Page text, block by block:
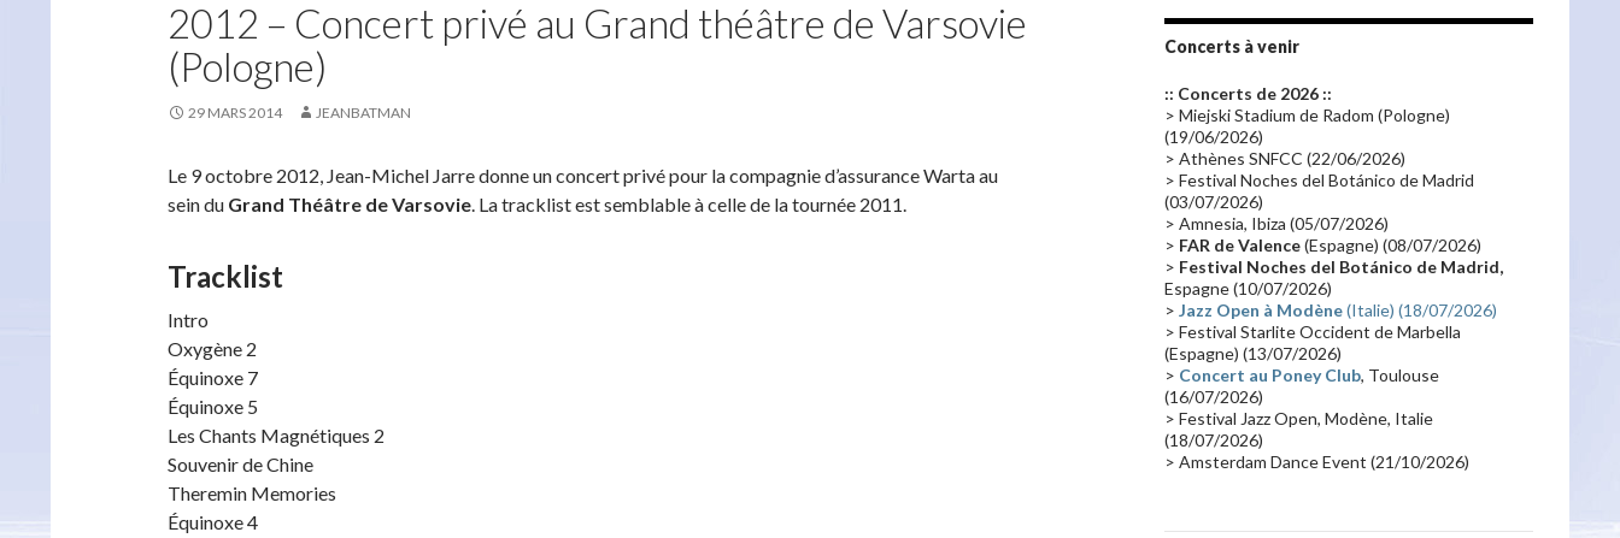
2012 – Concert privé au Grand théâtre de Varsovie
(Pologne)
29 MARS 2014 JEANBATMAN
Le 9 octobre 2012, Jean-Michel Jarre donne un concert privé pour la compagnie d’assurance Warta au
sein du Grand Théâtre de Varsovie. La tracklist est semblable à celle de la tournée 2011.
Tracklist
Intro
Oxygène 2
Équinoxe 7
Équinoxe 5
Les Chants Magnétiques 2
Souvenir de Chine
Theremin Memories
Équinoxe 4
Promo 2019
Emissions 2010 Disques rares
Synthé 70's(20)
Claviériste(19) Groupe de Recherche Musicale
France 2 (18)
Critique(17) Coffret(17) Chronologie(16)
Passages radio(16)
Synthé 80's(16) Les concerts en Chine (16)
Cinéma(16) Houston
Synthé Roland Belgique
Récompense(14) Collaborations 70's(14)
Astronomie(14) France Inter(14)
Concerts à venir
:: Concerts de 2026 ::
> Miejski Stadium de Radom (Pologne)
(19/06/2026)
> Athènes SNFCC (22/06/2026)
> Festival Noches del Botánico de Madrid
(03/07/2026)
> Amnesia, Ibiza (05/07/2026)
> FAR de Valence(Espagne) (08/07/2026)
> Festival Noches del Botánico de Madrid,
Espagne (10/07/2026)
> Jazz Open à Modène(Italie) (18/07/2026)
> Festival Starlite Occident de Marbella
(Espagne) (13/07/2026)
> Concert au Poney Club, Toulouse
(16/07/2026)
> Festival Jazz Open, Modène, Italie
(18/07/2026)
> Amsterdam Dance Event (21/10/2026)